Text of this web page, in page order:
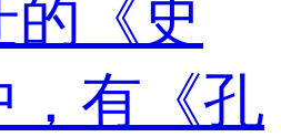
《史
，有《孔